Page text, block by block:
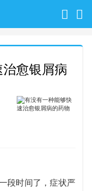
愈银屑病
段时间了，症状严